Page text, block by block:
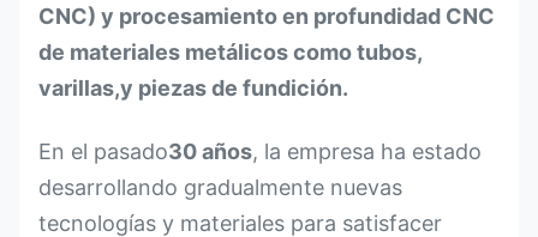
CNC) y procesamiento en profundidad CNC
de materiales metálicos como tubos,
varillas,y piezas de fundición.
En el pasado30 años, la empresa ha estado
desarrollando gradualmente nuevas
tecnologías y materiales para satisfacer